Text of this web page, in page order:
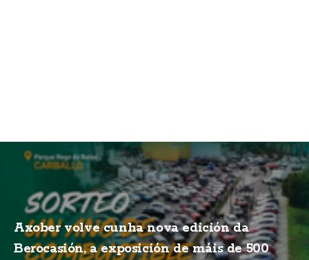
Axober volve cunha nova edición da
Berocasión, a exposición de máis de 500